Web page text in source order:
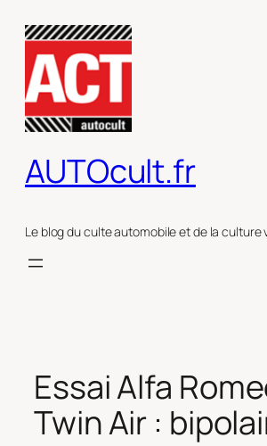
contenu
AUTOcult.fr
Le blog du culte automobile et de la culture
Essai Alfa
Twin Air :